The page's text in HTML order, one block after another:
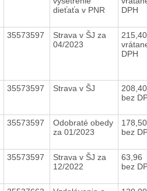
dieťaťa v PNR
DPH
35573597
Strava v ŠJ za
04/2023
215,40
DPH
35573597 Strava v ŠJ
208,40
bez
35573597
Odobraté obedy
za 01/2023
178,50
bez
35573597
Strava v ŠJ za
12/2022
63,96
bez